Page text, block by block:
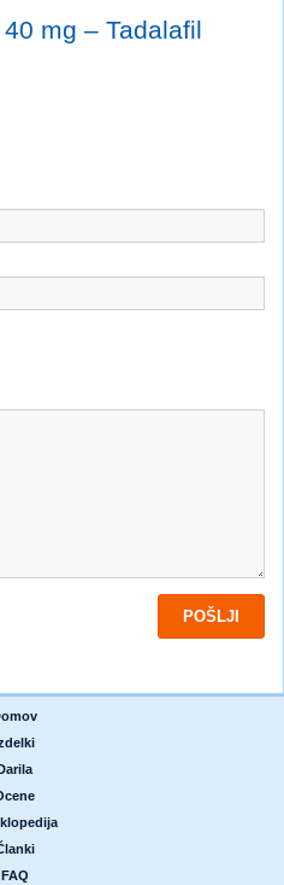
mg – Tadalafil
FAQ